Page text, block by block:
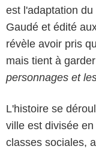
est l'adaptation
Gaudé et édité
révèle avoir pris
mais tient à
personnages et
L'histoire se
ville est divisée
classes sociales,